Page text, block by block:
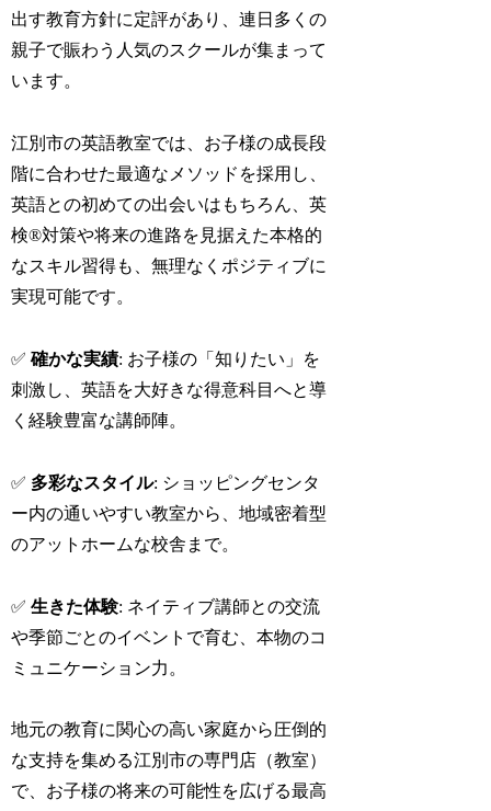
出す教育方針に定評があり、連日多くの
親子で賑わう人気のスクールが集まって
います。
江別市の英語教室では、お子様の成長段
階に合わせた最適なメソッドを採用し、
英語との初めての出会いはもちろん、英
検®対策や将来の進路を見据えた本格的
なスキル習得も、無理なくポジティブに
実現可能です。
✅確かな実績: お子様の「知りたい」を
刺激し、英語を大好きな得意科目へと導
く経験豊富な講師陣。
✅ 多彩なスタイル: ショッピングセンタ
ー内の通いやすい教室から、地域密着型
のアットホームな校舎まで。
✅生きた体験: ネイティブ講師との交流
や季節ごとのイベントで育む、本物のコ
ミュニケーション力。
地元の教育に関心の高い家庭から圧倒的
な支持を集める江別市の専門店（教室）
で、お子様の将来の可能性を広げる最高